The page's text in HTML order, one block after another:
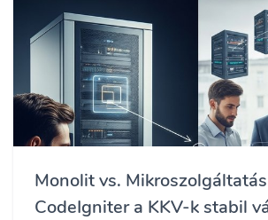
Monolit vs.
CodeIgniter a KKV-k stabil